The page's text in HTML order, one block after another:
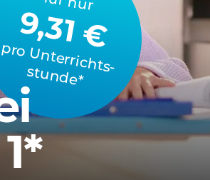
9,31 €
p
ro
U
n
te
rrich
ts­
stu
n
d
e
*